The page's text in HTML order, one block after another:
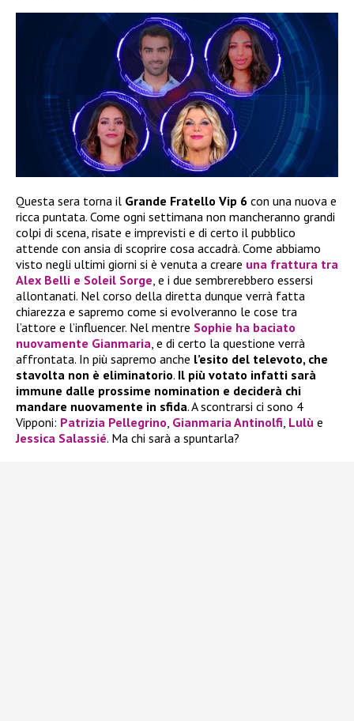
Questa sera torna il Grande Fratello Vip 6 con una nuova e
ricca puntata. Come ogni settimana non mancheranno grandi
colpi di scena, risate e imprevisti e di certo il pubblico
attende con ansia di scoprire cosa accadrà. Come abbiamo
visto negli ultimi giorni si è venuta a creare una frattura tra
Alex Belli e Soleil Sorge , e i due sembrerebbero essersi
allontanati. Nel corso della diretta dunque verrà fatta
chiarezza e sapremo come si evolveranno le cose tra
l’attore e l’influencer. Nel mentre Sophie ha baciato
nuovamente Gianmaria , e di certo la questione verrà
affrontata. In più sapremo anche l’esito del televoto, che
stavolta non è eliminatorio. Il più votato infatti sarà
immune dalle prossime nomination e deciderà chi
mandare nuovamente in sfida. A scontrarsi ci sono 4
Vipponi: Patrizia Pellegrino Gianmaria Antinolfi Lulù e
Jessica Salassié. Ma chi sarà a spuntarla?